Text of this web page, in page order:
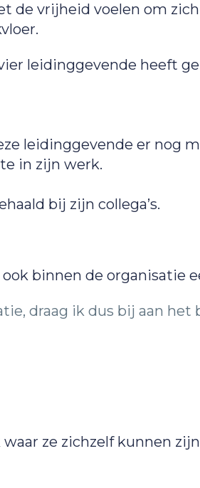
de vrijheid voelen om
leidinggevende heeft
leidinggevende er nog
in zijn werk.
bij zijn collega’s.
binnen de organisatie
draag ik dus bij aan
ze zichzelf kunnen